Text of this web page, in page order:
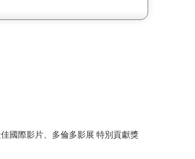
國際影片、多倫多影展 特別貢獻獎